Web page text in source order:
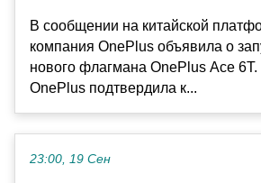
В сообщении на китайской
компания OnePlus объявила о
нового флагмана OnePlus Ace 6T.
OnePlus подтвердила к...
23:00, 19 Сен